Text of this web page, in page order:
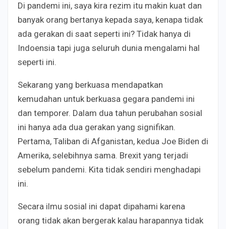
Di pandemi ini, saya kira rezim itu makin kuat dan
banyak orang bertanya kepada saya, kenapa tidak
ada gerakan di saat seperti ini? Tidak hanya di
Indoensia tapi juga seluruh dunia mengalami hal
seperti ini.
Sekarang yang berkuasa mendapatkan
kemudahan untuk berkuasa gegara pandemi ini
dan temporer. Dalam dua tahun perubahan sosial
ini hanya ada dua gerakan yang signifikan.
Pertama, Taliban di Afganistan, kedua Joe Biden di
Amerika, selebihnya sama. Brexit yang terjadi
sebelum pandemi. Kita tidak sendiri menghadapi
ini.
Secara ilmu sosial ini dapat dipahami karena
orang tidak akan bergerak kalau harapannya tidak